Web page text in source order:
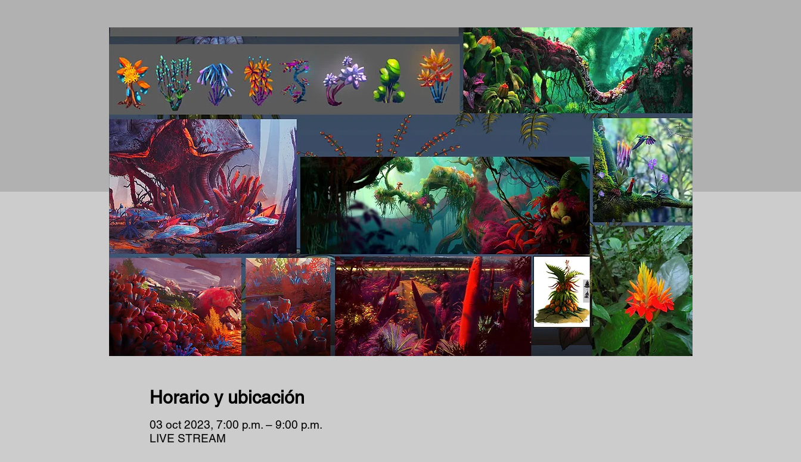
Horario y ubicación
03 oct 2023, 7:00 p.m. – 9:00 p.m.
LIVE STREAM